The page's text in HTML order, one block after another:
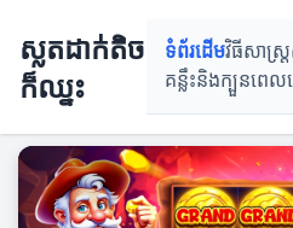
ស្លតដាក់តិច
ក៏ឈ្នះ
ទំព័រដើមវិធីសាស្រ្
គន្លឹះនិងក្បួនពេល